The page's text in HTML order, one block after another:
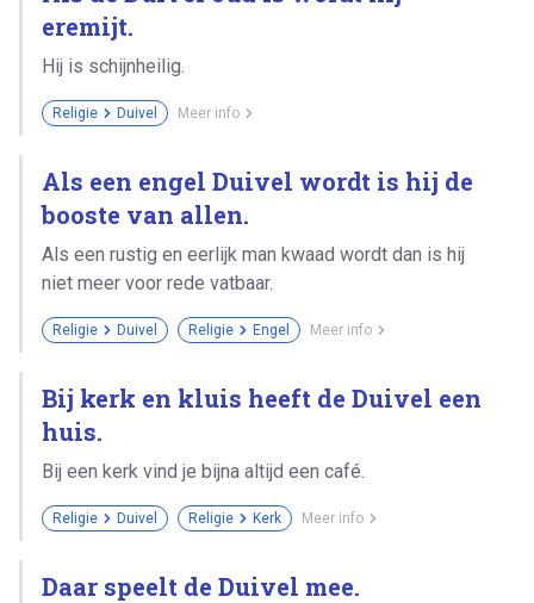
eremijt.
Hij is schijnheilig.
Religie Duivel Meer info
Als een engel Duivel wordt is hij de
booste van allen.
Als een rustig en eerlijk man kwaad wordt dan is hij
niet meer voor rede vatbaar.
Religie Duivel Religie Engel Meer info
Bij kerk en kluis heeft de Duivel een
huis.
Bij een kerk vind je bijna altijd een café.
Religie Duivel Religie Kerk Meer info
Daar speelt de Duivel mee.